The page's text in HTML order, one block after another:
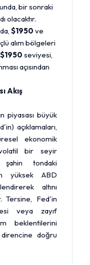
bir sonraki
olacaktır.
$1950 ve
alım bölgeleri
$1950 seviyesi,
açısından
Akış
piyasası büyük
açıklamaları,
ekonomik
volatil bir seyir
tondaki
yüksek ABD
altını
Tersine, Fed'in
veya zayıf
beklentilerini
direncine doğru